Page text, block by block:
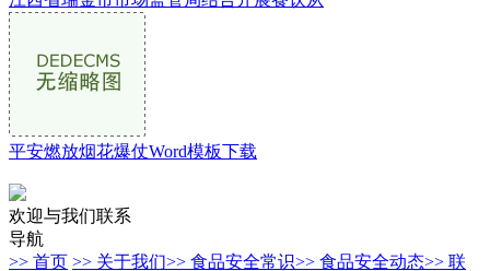
平安燃放烟花爆仗Word模板下载
欢迎与我们联系
导航
>> 首页 >> 关于我们>> 食品安全常识>> 食品安全动态>> 联